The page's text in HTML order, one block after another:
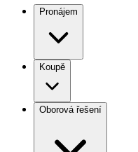
Pronájem
Koupě
Oborová řešení